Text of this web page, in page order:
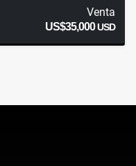
Venta
US$35,000USD